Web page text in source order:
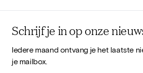
Schrijf je in op onze
Iedere maand ontvang je het laatste
je mailbox.